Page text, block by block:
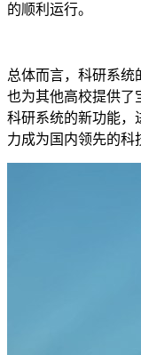
的顺利运行。
总体而言，科研系统
也为其他高校提供了
科研系统的新功能，
力成为国内领先的科